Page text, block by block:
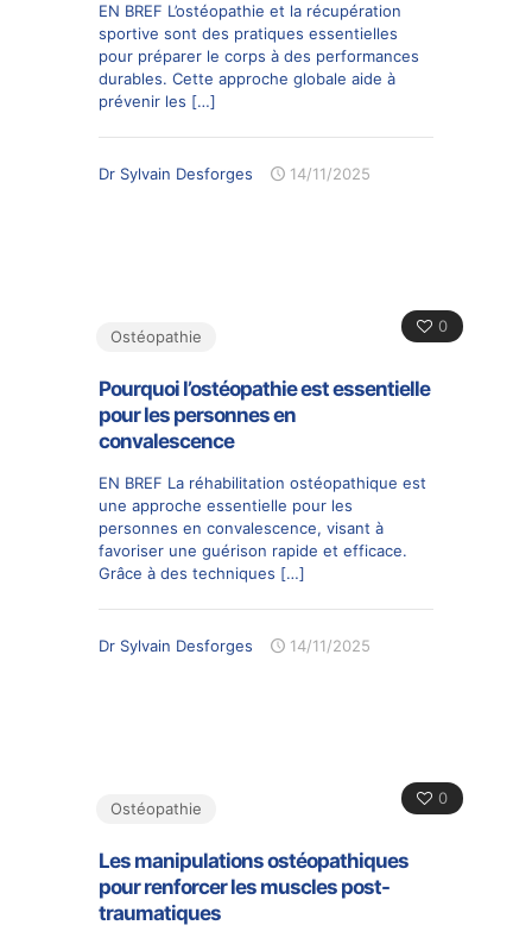
EN BREF L’ostéopathie et la récupération
sportive sont des pratiques essentielles
pour préparer le corps à des performances
durables. Cette approche globale aide à
prévenir les […]
Dr Sylvain Desforges 14/11/2025
0
Ostéopathie
Pourquoi l’ostéopathie est essentielle
pour les personnes en
convalescence
EN BREF La réhabilitation ostéopathique est
une approche essentielle pour les
personnes en convalescence, visant à
favoriser une guérison rapide et efficace.
Grâce à des techniques […]
Dr Sylvain Desforges 14/11/2025
0
Ostéopathie
Les manipulations ostéopathiques
pour renforcer les muscles post-
traumatiques